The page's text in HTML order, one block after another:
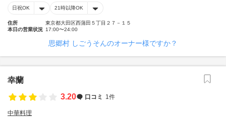
日祝OK 21時以降OK
住所
東京都大田区西蒲田５丁目２７－１５
本日の営業状況 17:00〜24:00
思郷村 しごうそんのオーナー様ですか？
幸蘭
3.20
口コミ 1件
中華料理